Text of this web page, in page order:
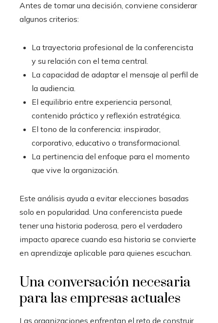
Antes de tomar una decisión, conviene considerar
algunos criterios:
La trayectoria profesional de la conferencista
y su relación con el tema central.
La capacidad de adaptar el mensaje al perfil de
la audiencia.
El equilibrio entre experiencia personal,
contenido práctico y reflexión estratégica.
El tono de la conferencia: inspirador,
corporativo, educativo o transformacional.
La pertinencia del enfoque para el momento
que vive la organización.
Este análisis ayuda a evitar elecciones basadas
solo en popularidad. Una conferencista puede
tener una historia poderosa, pero el verdadero
impacto aparece cuando esa historia se convierte
en aprendizaje aplicable para quienes escuchan.
Una conversación necesaria
para las empresas actuales
Las organizaciones enfrentan el reto de construir